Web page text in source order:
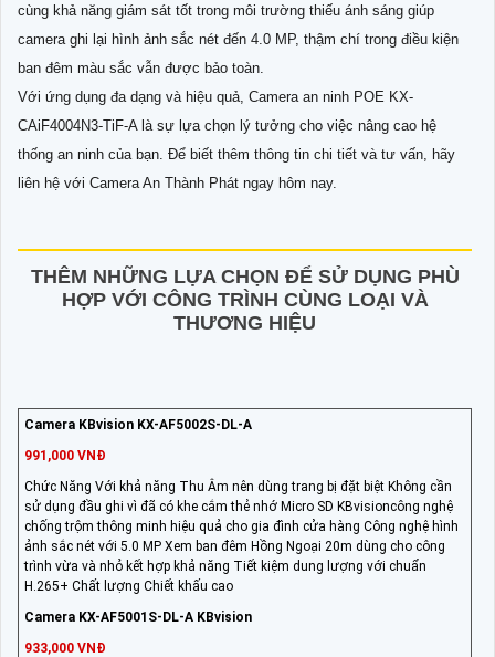
cùng khả năng giám sát tốt trong môi trường thiếu ánh sáng giúp
camera ghi lại hình ảnh sắc nét đến 4.0 MP, thậm chí trong điều kiện
ban đêm màu sắc vẫn được bảo toàn.
Với ứng dụng đa dạng và hiệu quả, Camera an ninh POE KX-
CAiF4004N3-TiF-A là sự lựa chọn lý tưởng cho việc nâng cao hệ
thống an ninh của bạn. Để biết thêm thông tin chi tiết và tư vấn, hãy
liên hệ với Camera An Thành Phát ngay hôm nay.
THÊM NHỮNG LỰA CHỌN ĐỂ SỬ DỤNG PHÙ
HỢP VỚI CÔNG TRÌNH CÙNG LOẠI VÀ
THƯƠNG HIỆU
Camera KBvision KX-AF5002S-DL-A
991,000 VNĐ
Chức Năng Với khả năng Thu Âm nên dùng trang bị đặt biệt Không cần
sử dụng đầu ghi vì đã có khe cắm thẻ nhớ Micro SD KBvisioncông nghệ
chống trộm thông minh hiệu quả cho gia đình cửa hàng Công nghệ hình
ảnh sắc nét với 5.0 MP Xem ban đêm Hồng Ngoại 20m dùng cho công
trình vừa và nhỏ kết hợp khả năng Tiết kiệm dung lượng với chuẩn
H.265+ Chất lượng Chiết khấu cao
Camera KX-AF5001S-DL-A KBvision
933,000 VNĐ